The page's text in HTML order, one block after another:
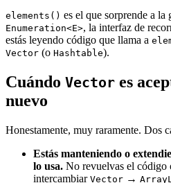
elements() es el que sorprende a
Enumeration<E>, la interfaz de
estás leyendo código que llama a
Vector (o Hashtable).
Cuándo Vector es
nuevo
Honestamente, muy raramente. Dos
Estás manteniendo o
lo usa. No revuelvas el código
intercambiar Vector →